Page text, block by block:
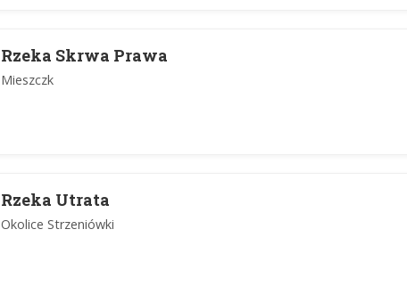
Rzeka Skrwa Prawa
Mieszczk
Rzeka Utrata
Okolice Strzeniówki